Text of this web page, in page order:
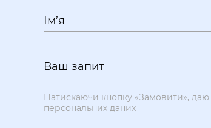
Ім’я
Ваш запит
Натискаючи кнопку «Замовити», даю
персональних даних